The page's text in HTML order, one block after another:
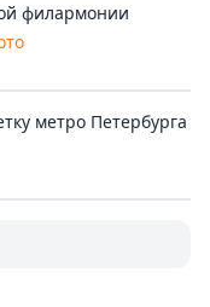
филармонии
метро Петербурга